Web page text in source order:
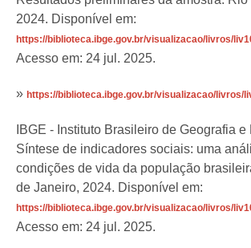
2024. Disponível em:
https://biblioteca.ibge.gov.br/visualizacao/livros/
Acesso em: 24 jul. 2025.
» https://biblioteca.ibge.gov.br/visualizacao/livros/
IBGE - Instituto Brasileiro de Geografia e
Síntese de indicadores sociais: uma
condições de vida da população
de Janeiro, 2024. Disponível em:
https://biblioteca.ibge.gov.br/visualizacao/livros/
Acesso em: 24 jul. 2025.